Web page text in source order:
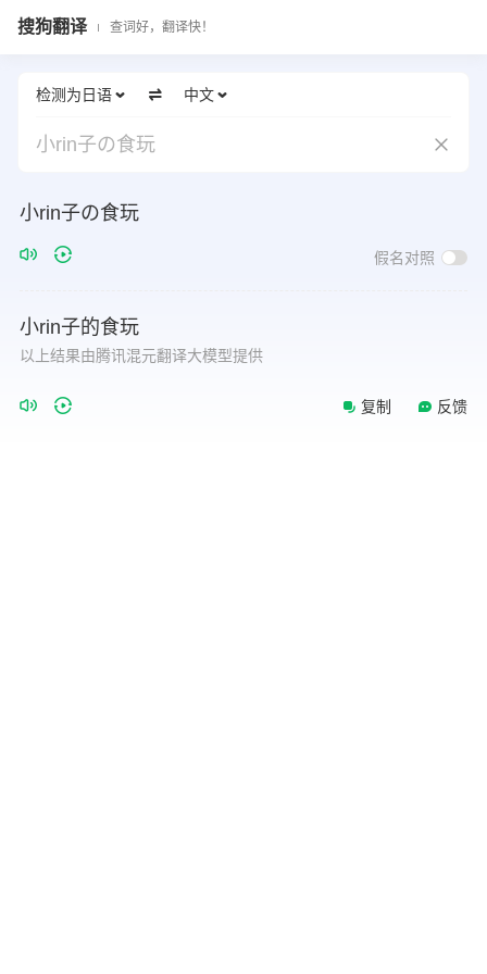
搜狗翻译 查词好，翻译快！
检测为日语 中文
小rin子の食玩
小rin子の食玩
假名对照
小rin子的食玩
以上结果由腾讯混元翻译大模型提供
复制 反馈